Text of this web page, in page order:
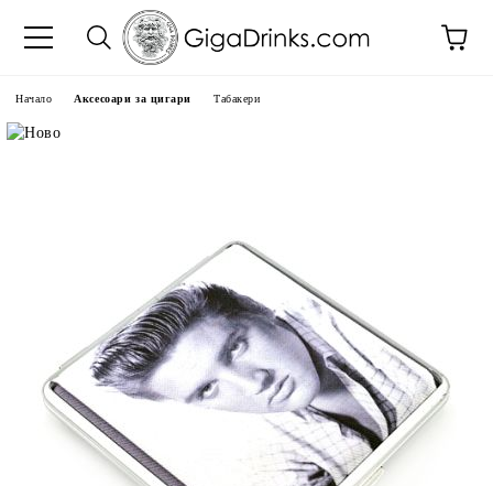
Начало Аксесоари за цигари Табакери